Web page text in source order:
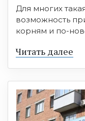
Для многих
возможность
корням и по-
Читать далее